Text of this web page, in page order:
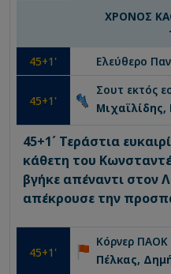
ΧΡΟΝΟΣ
45+1' Ελεύθερο
45+1'
Σουτ εκτός
Μιχαϊλίδης,
45+1΄ Τεράστια
κάθετη του
βγήκε απέναντι στον
απέκρουσε την
45+1'
Κόρνερ ΠΑΟΚ
Πέλκας,